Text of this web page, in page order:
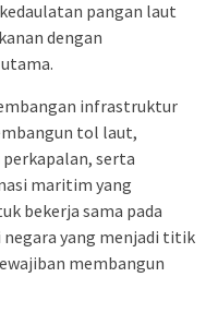
pangan laut
dengan
infrastruktur
tol laut,
serta
maritim yang
bekerja sama pada
negara yang menjadi titik
membangun